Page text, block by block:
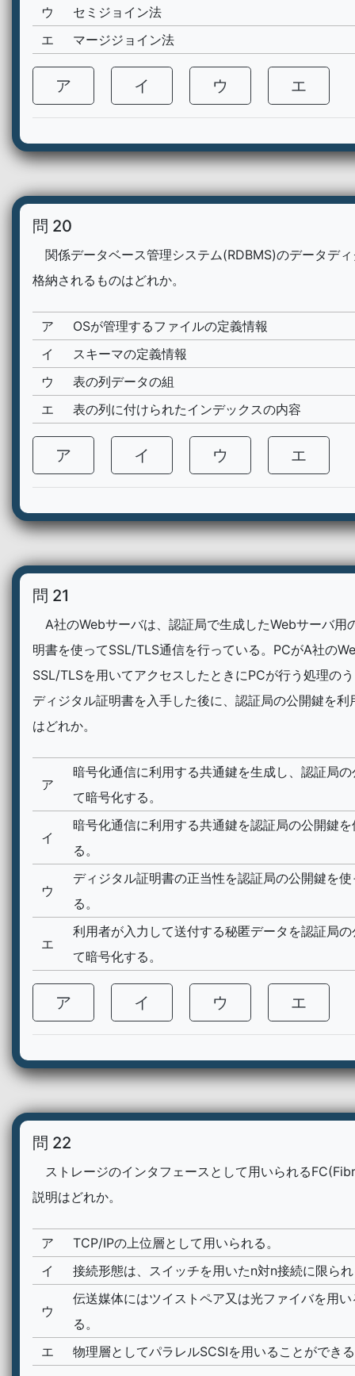
ウ
セミジョイン法
エ
マージジョイン法
ア イ ウ エ
問 20
関係データベース管理システム(RDBMS)のデータデ
格納されるものはどれか。
ア
OSが管理するファイルの定義情報
イ
スキーマの定義情報
ウ
表の列データの組
エ
表の列に付けられたインデックスの内容
ア イ ウ エ
問 21
A社のWebサーバは、認証局で生成したWebサーバ用
明書を使ってSSL/TLS通信を行っている。PCがA社の
SSL/TLSを用いてアクセスしたときにPCが行う処理の
ディジタル証明書を入手した後に、認証局の公開鍵を利
はどれか。
ア
暗号化通信に利用する共通鍵を生成し、認証局
て暗号化する。
イ
暗号化通信に利用する共通鍵を認証局の公開鍵
る。
ウ
ディジタル証明書の正当性を認証局の公開鍵を
る。
エ
利用者が入力して送付する秘匿データを認証局
て暗号化する。
ア イ ウ エ
問 22
ストレージのインタフェースとして用いられる
説明はどれか。
ア
TCP/IPの上位層として用いられる。
イ
接続形態は、スイッチを用いたn対n接続に限ら
ウ
伝送媒体にはツイストペア又は光ファイバを用
る。
エ
物理層としてパラレルSCSIを用いることができ